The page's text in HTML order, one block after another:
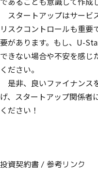
スタートアップはサービ
リスクコントロールも重
要があります。もし、U-
できない場合や不安を感じ
ください。
是非、良いファイナンス
げ、スタートアップ関係者
ください！
投資契約書 / 参考リンク